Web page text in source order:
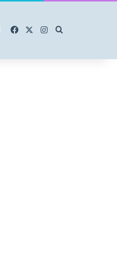
FacebookInstagram